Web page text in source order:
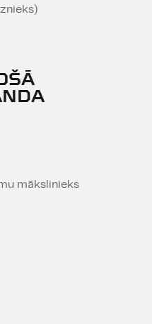
būtiskā?
mākslinieks